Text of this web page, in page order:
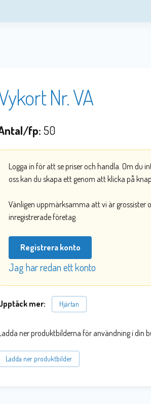
Nr. VA
fp: 50
Logga in för att se priser och handla. Om du
oss kan du skapa ett genom att klicka på
Vänligen uppmärksamma att vi är grossister
inregistrerade företag.
Registrera konto
Jag har redan ett konto
mer: Hjärtan
ner produktbilderna för användning i din
Ladda ner produktbilder